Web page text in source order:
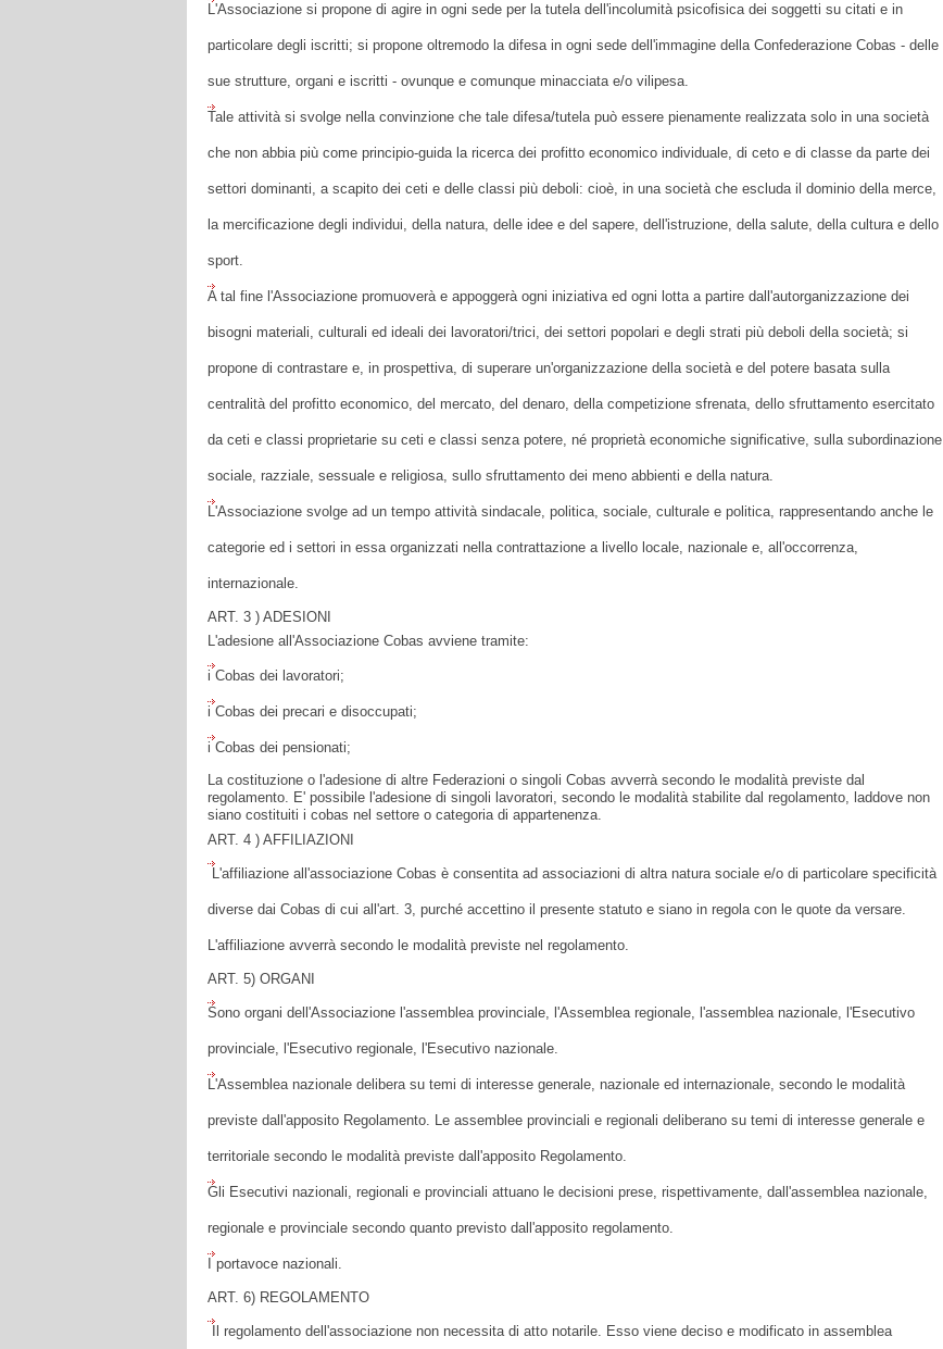
L'Associazione si propone di agire in ogni sede per la tutela dell'incolumità psicofisica dei soggetti su citati e in
particolare degli iscritti; si propone oltremodo la difesa in ogni sede dell'immagine della Confederazione Cobas - delle
sue strutture, organi e iscritti - ovunque e comunque minacciata e/o vilipesa.
Tale attività si svolge nella convinzione che tale difesa/tutela può essere pienamente realizzata solo in una società
che non abbia più come principio-guida la ricerca dei profitto economico individuale, di ceto e di classe da parte dei
settori dominanti, a scapito dei ceti e delle classi più deboli: cioè, in una società che escluda il dominio della merce,
la mercificazione degli individui, della natura, delle idee e del sapere, dell'istruzione, della salute, della cultura e dello
sport.
A tal fine l'Associazione promuoverà e appoggerà ogni iniziativa ed ogni lotta a partire dall'autorganizzazione dei
bisogni materiali, culturali ed ideali dei lavoratori/trici, dei settori popolari e degli strati più deboli della società; si
propone di contrastare e, in prospettiva, di superare un'organizzazione della società e del potere basata sulla
centralità del profitto economico, del mercato, del denaro, della competizione sfrenata, dello sfruttamento esercitato
da ceti e classi proprietarie su ceti e classi senza potere, né proprietà economiche significative, sulla subordinazione
sociale, razziale, sessuale e religiosa, sullo sfruttamento dei meno abbienti e della natura.
L'Associazione svolge ad un tempo attività sindacale, politica, sociale, culturale e politica, rappresentando anche le
categorie ed i settori in essa organizzati nella contrattazione a livello locale, nazionale e, all'occorrenza,
internazionale.
ART. 3 ) ADESIONI
L'adesione all'Associazione Cobas avviene tramite:
i Cobas dei lavoratori;
i Cobas dei precari e disoccupati;
i Cobas dei pensionati;
La costituzione o l'adesione di altre Federazioni o singoli Cobas avverrà secondo le modalità previste dal
regolamento. E' possibile l'adesione di singoli lavoratori, secondo le modalità stabilite dal regolamento, laddove non
siano costituiti i cobas nel settore o categoria di appartenenza.
ART. 4 ) AFFILIAZIONI
L'affiliazione all'associazione Cobas è consentita ad associazioni di altra natura sociale e/o di particolare specificità
diverse dai Cobas di cui all'art. 3, purché accettino il presente statuto e siano in regola con le quote da versare.
L'affiliazione avverrà secondo le modalità previste nel regolamento.
ART. 5) ORGANI
Sono organi dell'Associazione l'assemblea provinciale, l'Assemblea regionale, l'assemblea nazionale, l'Esecutivo
provinciale, l'Esecutivo regionale, l'Esecutivo nazionale.
L'Assemblea nazionale delibera su temi di interesse generale, nazionale ed internazionale, secondo le modalità
previste dall'apposito Regolamento. Le assemblee provinciali e regionali deliberano su temi di interesse generale e
territoriale secondo le modalità previste dall'apposito Regolamento.
Gli Esecutivi nazionali, regionali e provinciali attuano le decisioni prese, rispettivamente, dall'assemblea nazionale,
regionale e provinciale secondo quanto previsto dall'apposito regolamento.
I portavoce nazionali.
ART. 6) REGOLAMENTO
Il regolamento dell'associazione non necessita di atto notarile. Esso viene deciso e modificato in assemblea